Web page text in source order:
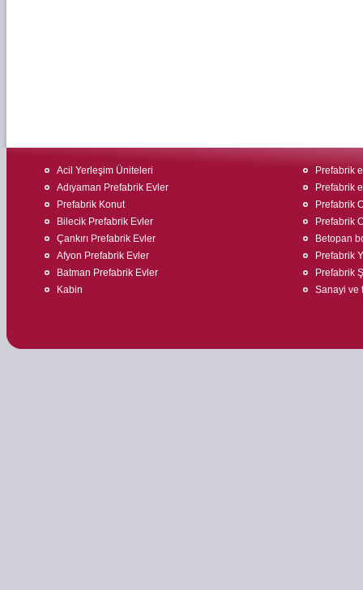
Acil Yerleşim Üniteleri
Adıyaman Prefabrik Evler
Prefabrik Konut
Bilecik Prefabrik Evler
Çankırı Prefabrik Evler
Afyon Prefabrik Evler
Batman Prefabrik Evler
Kabin
Prefabrik
Prefabrik
Prefabrik
Prefabrik
Betopan
Prefabrik
Prefabrik
Sanayi ve